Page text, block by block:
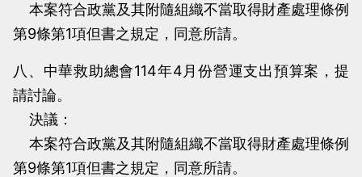
本案符合政黨及其附隨組織不當取得財產處理條例
第9條第1項但書之規定，同意所請。
八、中華救助總會114年4月份營運支出預算案，提
請討論。
決議：
本案符合政黨及其附隨組織不當取得財產處理條例
第9條第1項但書之規定，同意所請。